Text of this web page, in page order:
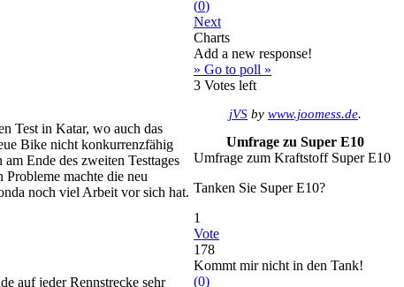
Test in Katar, wo auch das
Bike nicht konkurrenzfähig
Ende des zweiten Testtages
machte die neu
noch viel Arbeit vor sich hat.
auf jeder Rennstrecke sehr
(0)
Next
Charts
Add a new response!
» Go to poll »
3 Votes left
jVS by www.joomess.de.
Umfrage zu Super E10
Umfrage zum Kraftstoff Super E10
Tanken Sie Super E10?
1
Vote
178
Kommt mir nicht in den Tank!
(0)